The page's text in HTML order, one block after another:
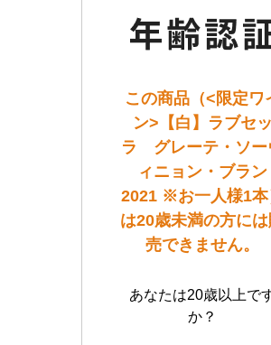
この商品（<限定ワ
ン>【白】ラブセッ
ラ グレーテ・ソー
ィニョン・ブラン
2021 ※お一人様1本
は20歳未満の方には
売できません。
あなたは20歳以上で
か？